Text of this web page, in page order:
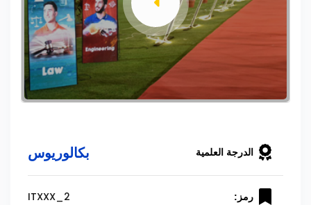
الدرجة العلمية بكالوريوس
رمز: ITXXX_2